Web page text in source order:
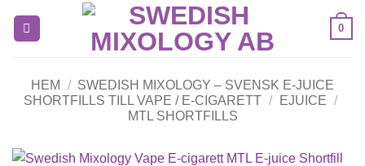
0
HEM / SWEDISH MIXOLOGY – SVENSK E-JUICE
SHORTFILLS TILL VAPE / E-CIGARETT / EJUICE /
MTL SHORTFILLS